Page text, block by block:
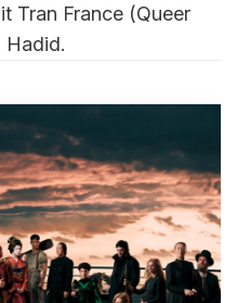
Tran France (Queer
Hadid.